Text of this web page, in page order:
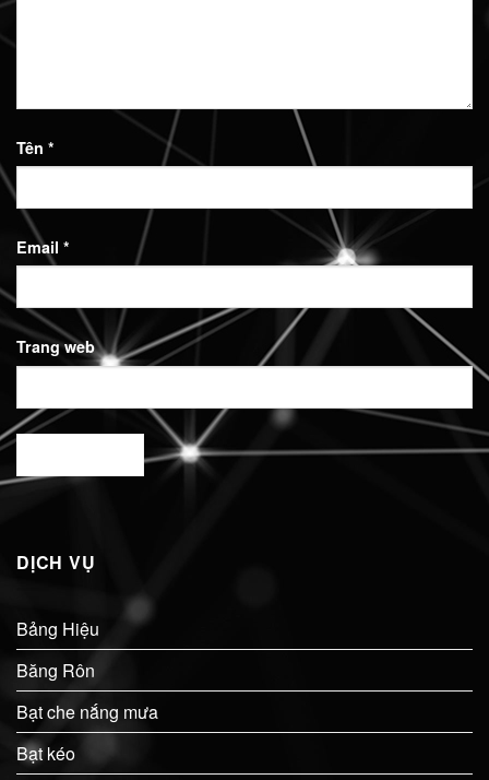
DỊCH VỤ
Bảng Hiệu
Băng Rôn
Bạt che nắng mưa
Bạt kéo
Tên *
Email *
Trang web